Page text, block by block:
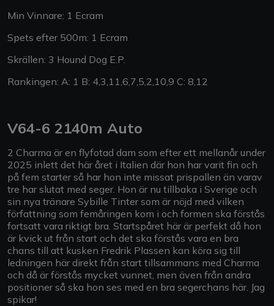
Min Vinnare: 1 Ecram
Spets efter 500m: 1 Ecram
Skrällen: 3 Hound Dog E.P.
Rankingen: A: 1 B: 4,3,11,6,7,5,2,10,9 C: 8,12
V64-6 2140m Auto
2 Charma är en flyfotad dam som efter ett mellanår under
2025 inlett det här året i Italien där hon har varit fin och
på fem starter så har hon inte missat prispallen än varav
tre har slutat med seger. Hon är nu tillbaka i Sverige och
sin nya tränare Sybille Tinter som är nöjd med vilken
författning som femåringen kom i och formen ska förstås
fortsatt vara riktigt bra. Startspåret här är perfekt då hon
är kvick ut från start och det ska förstås vara en bra
chans till att kusken Fredrik Plassen kan köra sig till
ledningen här direkt från start tillsammans med Charma
och då är förstås mycket vunnet, men även från andra
positioner så ska hon ses med en bra segerchans här. Jag
spikar!